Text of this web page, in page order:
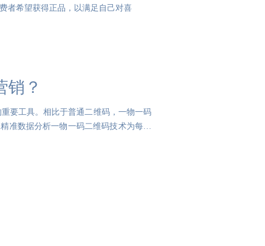
者希望获得正品，以满足自己对喜
销？
要工具。相比于普通二维码，一物一码
准数据分析一物一码二维码技术为每一